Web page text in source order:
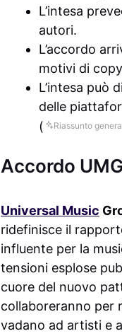
L’intesa
autori.
L’accordo
motivi di
L’intesa può
delle
(
Riassunto
Accordo
Universal Music
ridefinisce il
influente per la
tensioni esplose
cuore del nuovo
collaboreranno per
vadano ad artisti e